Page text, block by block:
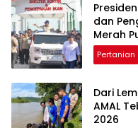
dan
Merah
Pertanian
Dari
AMAL
2026